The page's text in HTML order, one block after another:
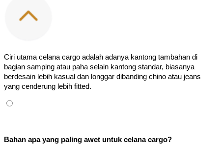
Ciri utama celana cargo adalah adanya kantong tambahan di
bagian samping atau paha selain kantong standar, biasanya
berdesain lebih kasual dan longgar dibanding chino atau jeans
yang cenderung lebih fitted.
Bahan apa yang paling awet untuk celana cargo?